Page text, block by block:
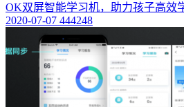
OK双屏智能学习机，助力孩子高效
2020-07-07 444248